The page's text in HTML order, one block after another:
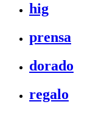
hig
prensa
dorado
regalo